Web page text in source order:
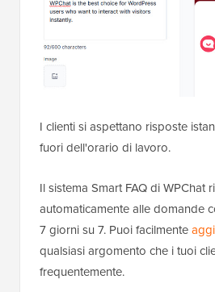
I clienti si aspettano risposte
fuori dell'orario di lavoro.
Il sistema Smart FAQ di WPChat
automaticamente alle domande
7 giorni su 7. Puoi facilmente
qualsiasi argomento che i tuoi
frequentemente.